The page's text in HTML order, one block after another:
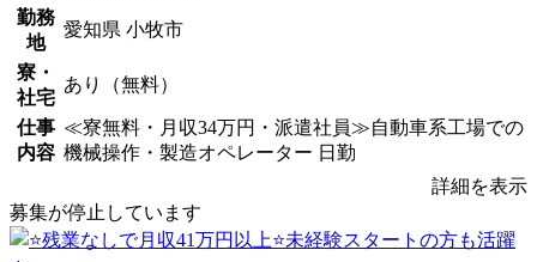
勤務
地
愛知県 小牧市
寮・
社宅
あり（無料）
仕事
内容
≪寮無料・月収34万円・派遣社員≫自動車系工場での
機械操作・製造オペレーター 日勤
詳細を表示
募集が停止しています